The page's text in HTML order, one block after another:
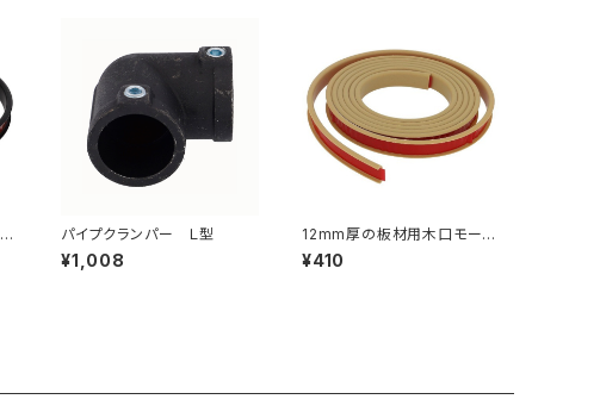
パイプクランパー Ｌ型
¥1,008
12mm厚の板材用木口モー
ル ナチュラルブラウン（557-
223）
¥410